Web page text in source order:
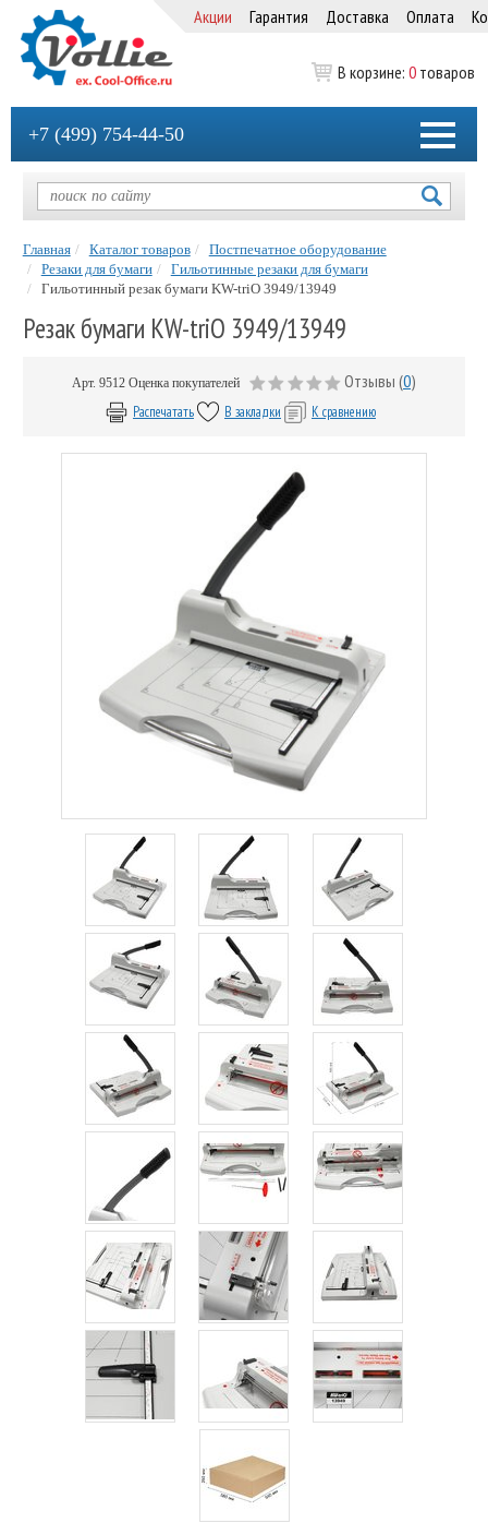
Акции Гарантия Доставка Оплата
В корзине: 0 товаров
+7 (499) 754-44-50
Главная Каталог товаров
Постпечатное оборудование
Резаки для бумаги
Гильотинные резаки для бумаги
Гильотинный резак бумаги KW-triO 3949/13949
Резак бумаги KW-triО 3949/13949
Арт. 9512 Оценка покупателей Отзывы (0)
Распечатать В закладки К сравнению